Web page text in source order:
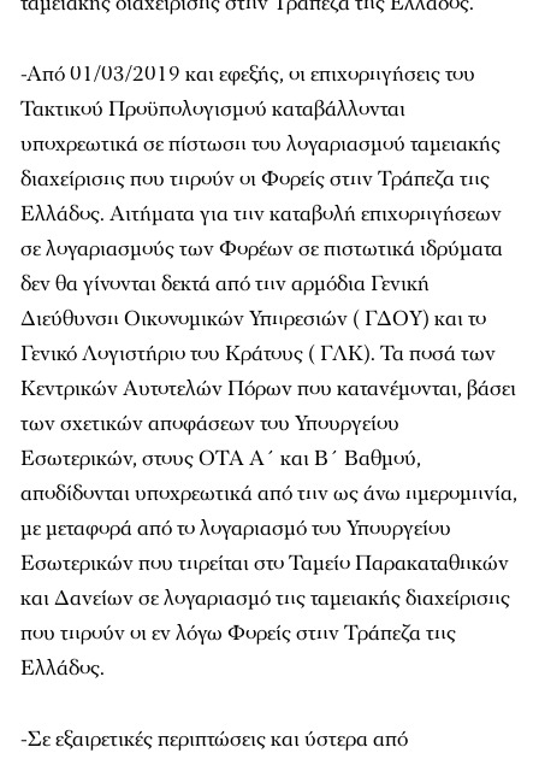
-Από 01/03/2019 και εφεξής, οι επιχορηγήσεις του
Τακτικού Προϋπολογισμού καταβάλλονται
υποχρεωτικά σε πίστωση του λογαριασμού ταμειακής
διαχείρισης που τηρούν οι Φορείς στην Τράπεζα της
Ελλάδος. Αιτήματα για την καταβολή επιχορηγήσεων
σε λογαριασμούς των Φορέων σε πιστωτικά ιδρύματα
δεν θα γίνονται δεκτά από την αρμόδια Γενική
Διεύθυνση Οικονομικών Υπηρεσιών ( ΓΔΟΥ) και το
Γενικό Λογιστήριο του Κράτους ( ΓΛΚ). Τα ποσά των
Κεντρικών Αυτοτελών Πόρων που κατανέμονται, βάσει
των σχετικών αποφάσεων του Υπουργείου
Εσωτερικών, στους OTA Α΄ και Β΄ Βαθμού,
αποδίδονται υποχρεωτικά από την ως άνω ημερομηνία,
με μεταφορά από το λογαριασμό του Υπουργείου
Εσωτερικών που τηρείται στο Ταμείο Παρακαταθηκών
και Δανείων σε λογαριασμό της ταμειακής διαχείρισης
που τηρούν οι εν λόγω Φορείς στην Τράπεζα της
Ελλάδος.
-Σε εξαιρετικές περιπτώσεις και ύστερα από